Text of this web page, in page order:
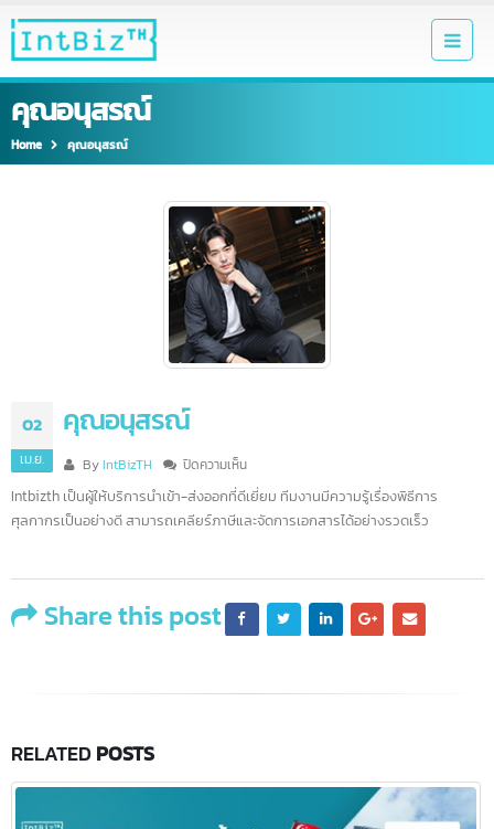
คุณอนุสรณ์
Home คุณอนุสรณ์
02 คุณอนุสรณ์
ByIntBizTH ปิดความเห็น
คุณ
อนุสรณ์
Intbizth เป็นผู้ให้บริการนำเข้า-ส่งออกที่ดีเยี่ยม ทีมงานมีความรู้เรื่องพิธีการ
Share this post
RELATEDPOSTS